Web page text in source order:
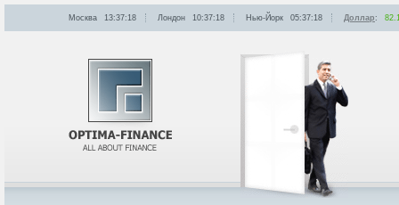
Москва 13:37:18 Лондон 10:37:18 Нью-Йорк 05:37:18 Доллар: